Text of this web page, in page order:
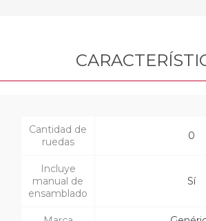
Cantidad de
ruedas
0
Incluye
manual de
ensamblado
Sí